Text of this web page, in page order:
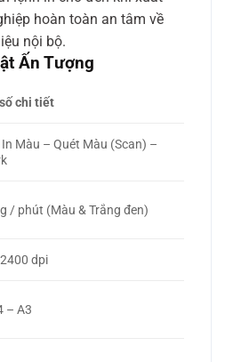
hoàn toàn an tâm về
nội bộ.
Ấn Tượng
chi tiết
Màu – Quét Màu (Scan) –
/ phút (Màu & Trắng đen)
dpi
– A3